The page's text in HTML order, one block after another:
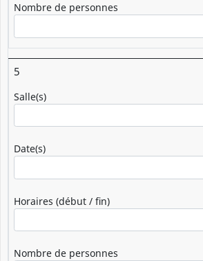
Nombre de personnes
5
Salle(s)
Date(s)
Horaires (début / fin)
Nombre de personnes